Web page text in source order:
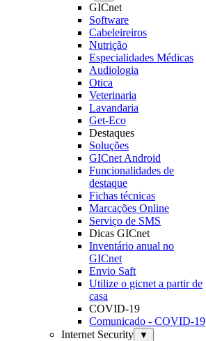
GICnet
Software
Cabeleireiros
Nutrição
Especialidades Médicas
Audiologia
Otica
Veterinaria
Lavandaria
Get-Eco
Destaques
Soluções
GICnet Android
Funcionalidades de
destaque
Fichas técnicas
Marcações Online
Serviço de SMS
Dicas GICnet
Inventário anual no
GICnet
Envio Saft
Utilize o gicnet a partir de
casa
COVID-19
Comunicado - COVID-19
Internet Security
▼